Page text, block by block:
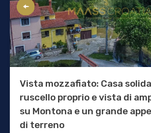
Vista mozzafiato: Casa
ruscello proprio e vista di
su Montona e un grande
di terreno